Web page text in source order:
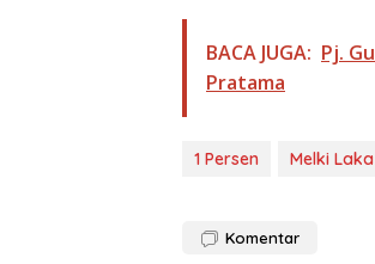
BACA JUGA: Pj.
Pratama
1 Persen Melki
Komentar